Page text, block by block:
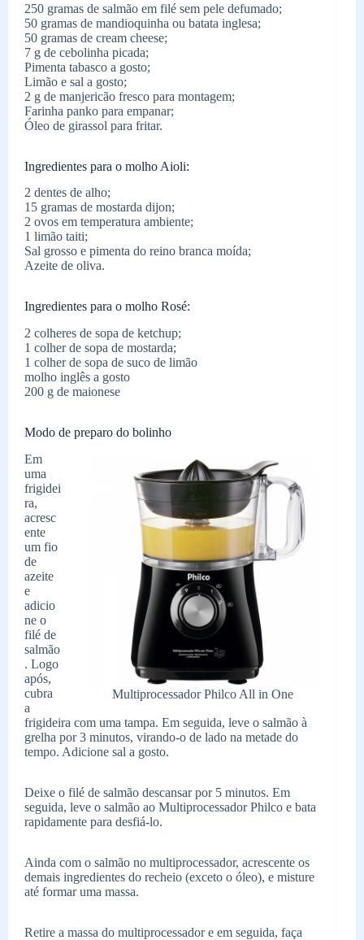
250 gramas de salmão em filé sem pele defumado;
50 gramas de mandioquinha ou batata inglesa;
50 gramas de cream cheese;
7 g de cebolinha picada;
Pimenta tabasco a gosto;
Limão e sal a gosto;
2 g de manjericão fresco para montagem;
Farinha panko para empanar;
Óleo de girassol para fritar.
Ingredientes para o molho Aioli:
2 dentes de alho;
15 gramas de mostarda dijon;
2 ovos em temperatura ambiente;
1 limão taiti;
Sal grosso e pimenta do reino branca moída;
Azeite de oliva.
Ingredientes para o molho Rosé:
2 colheres de sopa de ketchup;
1 colher de sopa de mostarda;
1 colher de sopa de suco de limão
molho inglês a gosto
200 g de maionese
Modo de preparo do bolinho
Multiprocessador Philco All in One
Em
uma
frigidei
ra,
acresc
ente
um fio
de
azeite
e
adicio
ne o
filé de
salmão
. Logo
após,
cubra
a
frigideira com uma tampa. Em seguida, leve o salmão à
grelha por 3 minutos, virando-o de lado na metade do
tempo. Adicione sal a gosto.
Deixe o filé de salmão descansar por 5 minutos. Em
seguida, leve o salmão ao Multiprocessador Philco e bata
rapidamente para desfiá-lo.
Ainda com o salmão no multiprocessador, acrescente os
demais ingredientes do recheio (exceto o óleo), e misture
até formar uma massa.
Retire a massa do multiprocessador e em seguida, faça